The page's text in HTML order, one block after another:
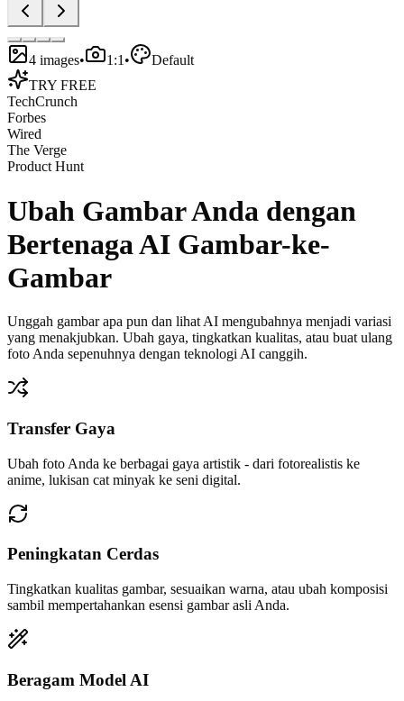
4 images• 1:1 •
Default
TRY FREE
TechCrunch
Forbes
Wired
The Verge
Product Hunt
Ubah Gambar Anda dengan
Bertenaga AI Gambar-ke-
Gambar
Unggah gambar apa pun dan lihat AI mengubahnya menjadi variasi
yang menakjubkan. Ubah gaya, tingkatkan kualitas, atau buat ulang
foto Anda sepenuhnya dengan teknologi AI canggih.
Transfer Gaya
Ubah foto Anda ke berbagai gaya artistik - dari fotorealistis ke
anime, lukisan cat minyak ke seni digital.
Peningkatan Cerdas
Tingkatkan kualitas gambar, sesuaikan warna, atau ubah komposisi
sambil mempertahankan esensi gambar asli Anda.
Beragam Model AI